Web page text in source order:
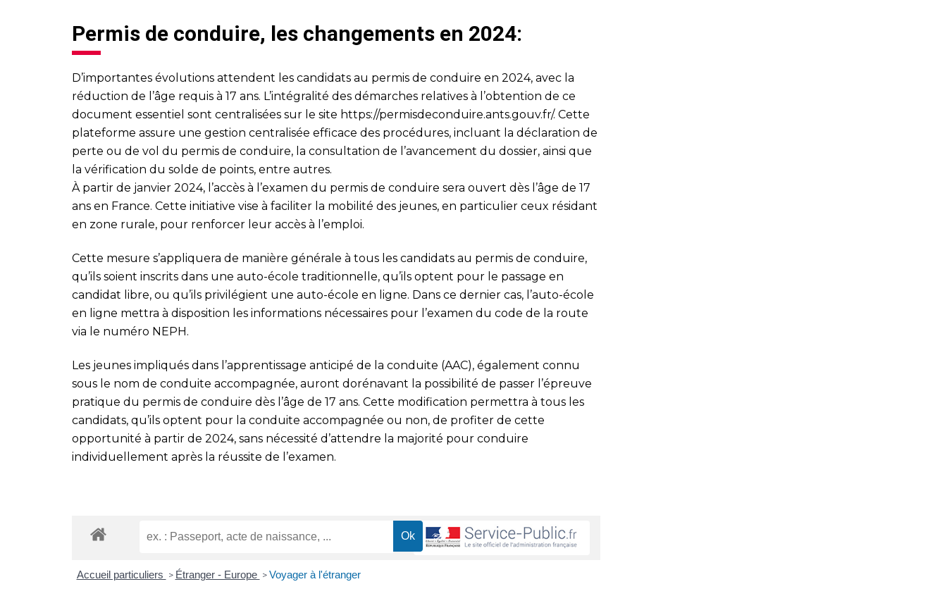
Permis de conduire, les changements en 2024:
D’importantes évolutions attendent les candidats au permis de conduire en 2024, avec la
réduction de l’âge requis à 17 ans. L’intégralité des démarches relatives à l’obtention de ce
document essentiel sont centralisées sur le site https://permisdeconduire.ants.gouv.fr/. Cette
plateforme assure une gestion centralisée efficace des procédures, incluant la déclaration de
perte ou de vol du permis de conduire, la consultation de l’avancement du dossier, ainsi que
la vérification du solde de points, entre autres.
À partir de janvier 2024, l’accès à l’examen du permis de conduire sera ouvert dès l’âge de 17
ans en France. Cette initiative vise à faciliter la mobilité des jeunes, en particulier ceux résidant
en zone rurale, pour renforcer leur accès à l’emploi.
Cette mesure s’appliquera de manière générale à tous les candidats au permis de conduire,
qu’ils soient inscrits dans une auto-école traditionnelle, qu’ils optent pour le passage en
candidat libre, ou qu’ils privilégient une auto-école en ligne. Dans ce dernier cas, l’auto-école
en ligne mettra à disposition les informations nécessaires pour l’examen du code de la route
via le numéro NEPH.
Les jeunes impliqués dans l’apprentissage anticipé de la conduite (AAC), également connu
sous le nom de conduite accompagnée, auront dorénavant la possibilité de passer l’épreuve
pratique du permis de conduire dès l’âge de 17 ans. Cette modification permettra à tous les
candidats, qu’ils optent pour la conduite accompagnée ou non, de profiter de cette
opportunité à partir de 2024, sans nécessité d’attendre la majorité pour conduire
individuellement après la réussite de l’examen.
Accueil particuliers > Étranger - Europe > Voyager à l'étranger